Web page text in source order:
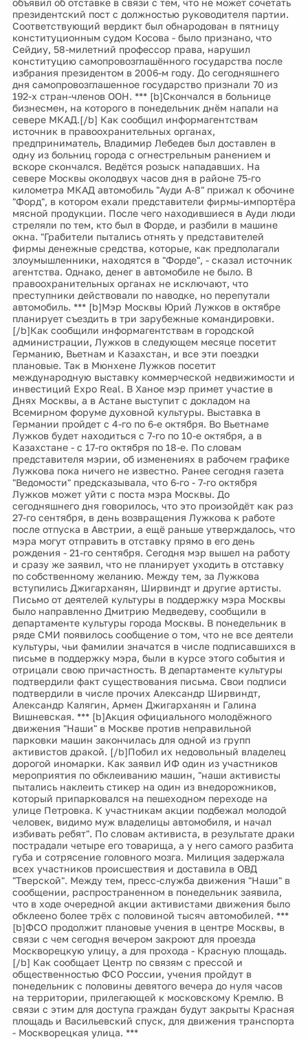
президентский пост с должностью руководителя партии.
Соответствующий вердикт был обнародован в пятницу
конституционным судом Косова - было признано, что
Сейдиу, 58-милетний профессор права, нарушил
конституцию самопровозглашённого государства после
избрания президентом в 2006-м году. До сегодняшнего
дня самопровозглашенное государство признали 70 из
192-х стран-членов ООН. *** [b]Скончался в больнице
бизнесмен, на которого в понедельник днём напали на
севере МКАД.[/b] Как сообщил информагентствам
источник в правоохранительных органах,
предприниматель, Владимир Лебедев был доставлен в
одну из больниц города с огнестрельным ранением и
вскоре скончался. Ведётся розыск нападавших. На
севере Москвы околодвух часов дня в районе 75-го
километра МКАД автомобиль "Ауди А-8" прижал к обочине
"Форд", в котором ехали представители фирмы-импортёра
мясной продукции. После чего находившиеся в Ауди люди
стреляли по тем, кто был в Форде, и разбили в машине
окна. "Грабители пытались отнять у представителей
фирмы денежные средства, которые, как предполагали
злоумышленники, находятся в "Форде", - сказал источник
агентства. Однако, денег в автомобиле не было. В
правоохранительных органах не исключают, что
преступники действовали по наводке, но перепутали
автомобиль. *** [b]Мэр Москвы Юрий Лужков в октябре
планирует съездить в три зарубежные командировки.
[/b]Как сообщили информагентствам в городской
администрации, Лужков в следующем месяце посетит
Германию, Вьетнам и Казахстан, и все эти поездки
плановые. Так в Мюнхене Лужков посетит
международную выставку коммерческой недвижимости и
инвестиций Expo Real. В Ханое мэр примет участие в
Днях Москвы, а в Астане выступит с докладом на
Всемирном форуме духовной культуры. Выставка в
Германии пройдет с 4-го по 6-е октября. Во Вьетнаме
Лужков будет находиться с 7-го по 10-е октября, а в
Казахстане - с 17-го октября по 18-е. По словам
представителя мэрии, об изменениях в рабочем графике
Лужкова пока ничего не известно. Ранее сегодня газета
"Ведомости" предсказывала, что 6-го - 7-го октября
Лужков может уйти с поста мэра Москвы. До
сегодняшнего дня говорилось, что это произойдёт как раз
27-го сентября, в день возвращения Лужкова к работе
после отпуска в Австрии, а ещё раньше утверждалось, что
мэра могут отправить в отставку прямо в его день
рождения - 21-го сентября. Сегодня мэр вышел на работу
и сразу же заявил, что не планирует уходить в отставку
по собственному желанию. Между тем, за Лужкова
вступились Джигарханян, Ширвиндт и другие артисты.
Письмо от деятелей культуры в поддержку мэра Москвы
было направленно Дмитрию Медведеву, сообщили в
департаменте культуры города Москвы. В понедельник в
ряде СМИ появилось сообщение о том, что не все деятели
культуры, чьи фамилии значатся в числе подписавшихся в
письме в поддержку мэра, были в курсе этого события и
отрицали свою причастность. В департаменте культуры
подтвердили факт существования письма. Свои подписи
подтвердили в числе прочих Александр Ширвиндт,
Александр Калягин, Армен Джигарханян и Галина
Вишневская. *** [b]Акция официального молодёжного
движения "Наши" в Москве против неправильной
парковки машин закончилась для одной из групп
активистов дракой. [/b]Побил их недовольный владелец
дорогой иномарки. Как заявил ИФ один из участников
мероприятия по обклеиванию машин, "наши активисты
пытались наклеить стикер на один из внедорожников,
который припарковался на пешеходном переходе на
улице Петровка. К участникам акции подбежал молодой
человек, видимо муж владелицы автомобиля, и начал
избивать ребят". По словам активиста, в результате драки
пострадали четыре его товарища, а у него самого разбита
губа и сотрясение головного мозга. Милиция задержала
всех участников происшествия и доставила в ОВД
"Тверской". Между тем, пресс-служба движения "Наши" в
сообщении, распространенном в понедельник заявила,
что в ходе очередной акции активистами движения было
обклеено более трёх с половиной тысяч автомобилей. ***
[b]ФСО продолжит плановые учения в центре Москвы, в
связи с чем сегодня вечером закроют для проезда
Москворецкую улицу, а для прохода - Красную площадь.
[/b] Как сообщает Центр по связям с прессой и
общественностью ФСО России, учения пройдут в
понедельник с половины девятого вечера до нуля часов
на территории, прилегающей к московскому Кремлю. В
связи с этим для доступа граждан будут закрыты Красная
площадь и Васильевский спуск, для движения транспорта
- Москворецкая улица. ***